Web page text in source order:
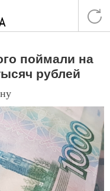
поймали на
рублей